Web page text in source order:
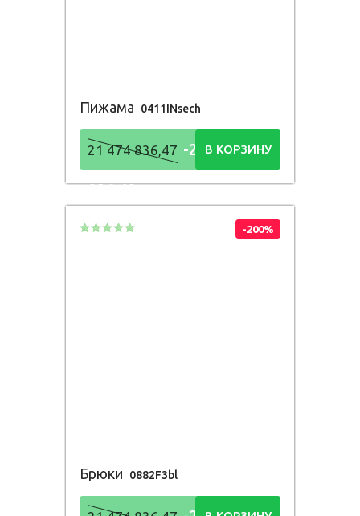
Пижама 0411INsech
21 474 836,47 -21 474
836,48Р
В КОРЗИНУ
-200%
Брюки 0882F3bl